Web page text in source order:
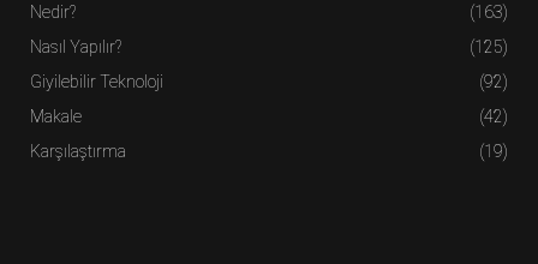
Nedir?
(163)
Nasıl Yapılır?
(125)
Giyilebilir Teknoloji
(92)
Makale
(42)
Karşılaştırma
(19)